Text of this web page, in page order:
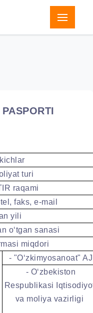
turi
raqami
faks, e-mail
yili
oʻtgan sanasi
miqdori
- "Oʻzkimyosanoat" AJ
- Oʻzbekiston
Respublikasi
va moliya vazirligi